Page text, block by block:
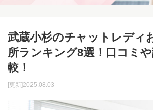
武蔵小杉のチャットレディ
所ランキング8選！口コミ
較！
[更新]2025.08.03